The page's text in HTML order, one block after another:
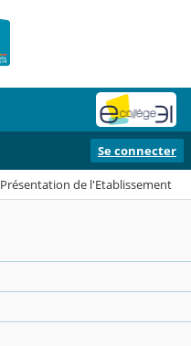
Se connecter
Présentation de l'Etablissement